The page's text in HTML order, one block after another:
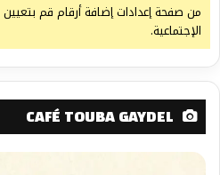
من صفحة إعدادات إضافة أرقام قم
الإجتماعية.
CAFÉ TOUBA GAYDEL